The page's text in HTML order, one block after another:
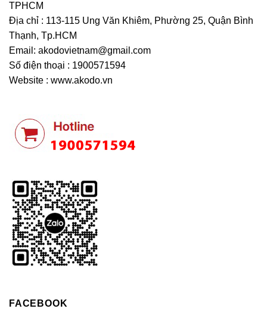
TPHCM
Địa chỉ : 113-115 Ung Văn Khiêm, Phường 25, Quận Bình
Thạnh, Tp.HCM
Email: akodovietnam@gmail.com
Số điện thoại : 1900571594
Website : www.akodo.vn
FACEBOOK